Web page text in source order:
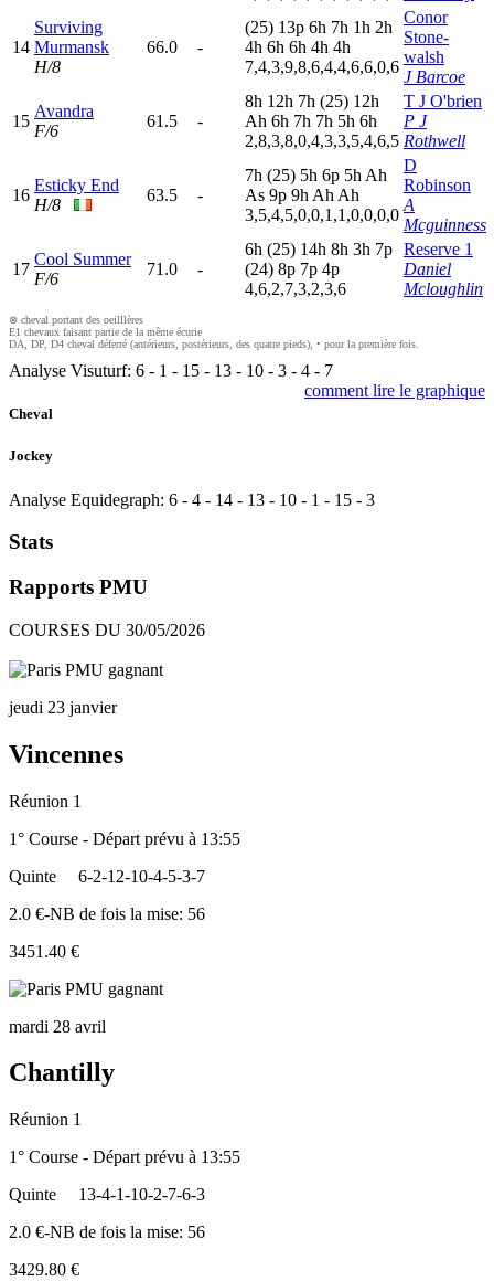
14
Surviving
Murmansk
H/8
66.0 -
(25) 13p 6h 7h 1h 2h
4h 6h 6h 4h 4h
7,4,3,9,8,6,4,4,6,6,0,6
Conor
Stone-
walsh
J Barcoe
15
Avandra
F/6
61.5 -
8h 12h 7h (25) 12h
Ah 6h 7h 7h 5h 6h
2,8,3,8,0,4,3,3,5,4,6,5
T J O'brien
P J
Rothwell
16
Esticky End
H/8
63.5 -
7h (25) 5h 6p 5h Ah
As 9p 9h Ah Ah
3,5,4,5,0,0,1,1,0,0,0,0
D
Robinson
A
Mcguinness
17
Cool Summer
F/6
71.0 -
6h (25) 14h 8h 3h 7p
(24) 8p 7p 4p
4,6,2,7,3,2,3,6
Reserve 1
Daniel
Mcloughlin
⊗ cheval portant des oeilllères
E1 chevaux faisant partie de la même écurie
DA, DP, D4 cheval déferré (antérieurs, postérieurs, des quatre pieds), • pour la première fois.
Analyse Visuturf: 6 - 1 - 15 - 13 - 10 - 3 - 4 - 7
comment lire le graphique
Cheval
Jockey
Analyse Equidegraph: 6 - 4 - 14 - 13 - 10 - 1 - 15 - 3
Stats
Rapports PMU
COURSES DU 30/05/2026
jeudi 23 janvier
Vincennes
Réunion 1
1° Course - Départ prévu à 13:55
Quinte
6-2-12-10-4-5-3-7
2.0 €-NB de fois la mise: 56
3451.40 €
mardi 28 avril
Chantilly
Réunion 1
1° Course - Départ prévu à 13:55
Quinte
13-4-1-10-2-7-6-3
2.0 €-NB de fois la mise: 56
3429.80 €